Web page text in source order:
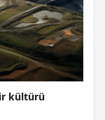
kültürü